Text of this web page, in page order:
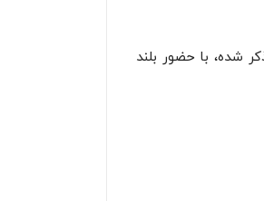
شده، با حضور بلند